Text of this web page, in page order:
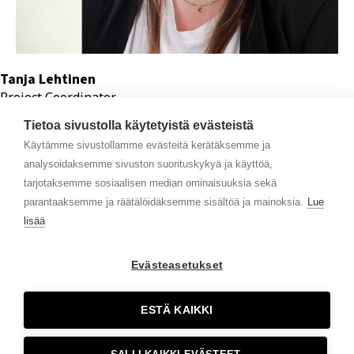
Tietoa sivustolla käytetyistä evästeistä
Käytämme sivustollamme evästeitä kerätäksemme ja
analysoidaksemme sivuston suorituskykyä ja käyttöä,
tarjotaksemme sosiaalisen median ominaisuuksia sekä
parantaaksemme ja räätälöidäksemme sisältöä ja mainoksia. Lue
lisää
Evästeasetukset
ESTÄ KAIKKI
Tanja Lehtinen
Project Coordinator
tanja.lehtinen@johtoadvisors.fi
Copyright © 2025 Johto Advisors. All rights reserved.
Rekisteriseloste